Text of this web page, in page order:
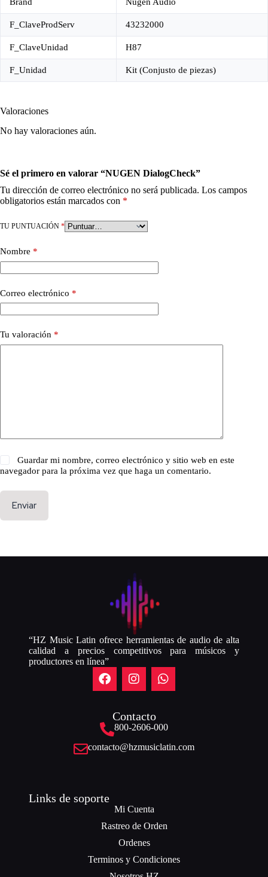
Brand Nugen Audio
F_ClaveProdServ 43232000
F_ClaveUnidad H87
F_Unidad Kit (Conjusto de piezas)
Valoraciones
No hay valoraciones aún.
Sé el primero en valorar “NUGEN DialogCheck”
Tu dirección de correo electrónico no será publicada. Los campos
obligatorios están marcados con *
TU PUNTUACIÓN *
Nombre *
Correo electrónico *
Tu valoración *
Guardar mi nombre, correo electrónico y sitio web en este
navegador para la próxima vez que haga un comentario.
Enviar
“HZ Music Latin ofrece herramientas de audio de alta
calidad a precios competitivos para músicos y
productores en línea”
Contacto
800-2606-000
contacto@hzmusiclatin.com
Links de soporte
Mi Cuenta
Rastreo de Orden
Ordenes
Terminos y Condiciones